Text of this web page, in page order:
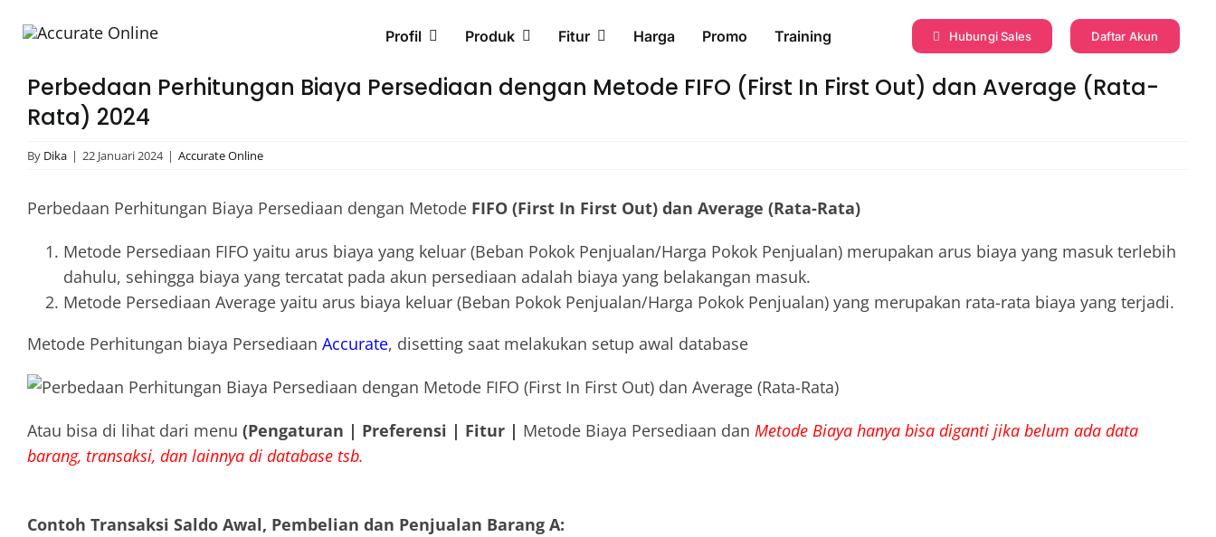
Profil Produk Fitur Harga Promo Training Hubungi Sales Daftar Akun
Perbedaan Perhitungan Biaya Persediaan dengan Metode FIFO (First In First Out) dan Average (Rata-
Rata) 2024
By Dika | 22 Januari 2024 | Accurate Online
Perbedaan Perhitungan Biaya Persediaan dengan Metode FIFO (First In First Out) dan Average (Rata-Rata)
Metode Persediaan FIFO yaitu arus biaya yang keluar (Beban Pokok Penjualan/Harga Pokok Penjualan) merupakan arus biaya yang masuk terlebih
dahulu, sehingga biaya yang tercatat pada akun persediaan adalah biaya yang belakangan masuk.
Metode Persediaan Average yaitu arus biaya keluar (Beban Pokok Penjualan/Harga Pokok Penjualan) yang merupakan rata-rata biaya yang terjadi.
Metode Perhitungan biaya Persediaan Accurate, disetting saat melakukan setup awal database
Atau bisa di lihat dari menu (Pengaturan | Preferensi | Fitur | Metode Biaya Persediaan dan Metode Biaya hanya bisa diganti jika belum ada data
barang, transaksi, dan lainnya di database tsb.
Contoh Transaksi Saldo Awal, Pembelian dan Penjualan Barang A: